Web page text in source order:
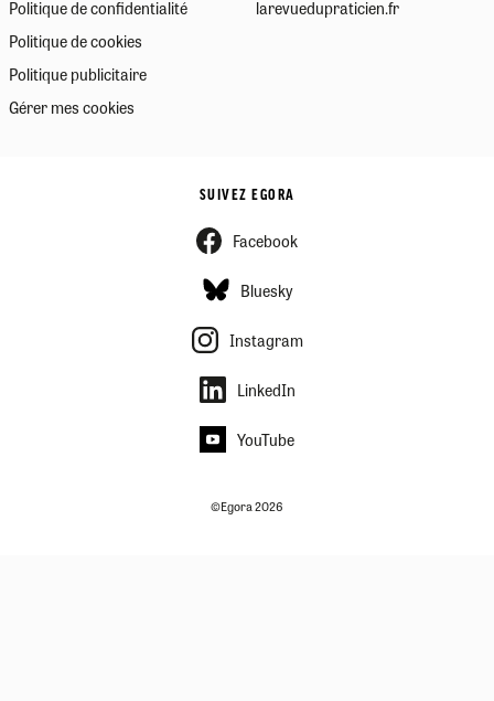
Politique de confidentialité
Politique de cookies
Politique publicitaire
Gérer mes cookies
larevuedupraticien.fr
SUIVEZ EGORA
Facebook
Bluesky
Instagram
LinkedIn
YouTube
©Egora 2026